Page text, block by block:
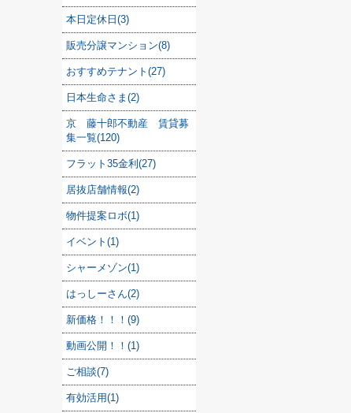
本日定休日(3)
販売分譲マンション(8)
おすすめテナント(27)
日本生命さま(2)
京 藤十郎不動産 賃貸募
集一覧(120)
フラット35金利(27)
居抜店舗情報(2)
物件提案ロボ(1)
イベント(1)
シャーメゾン(1)
はっしーさん(2)
新価格！！！(9)
動画公開！！(1)
ご相談(7)
有効活用(1)